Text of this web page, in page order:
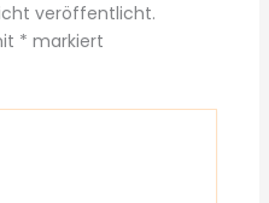
veröffentlicht.
* markiert